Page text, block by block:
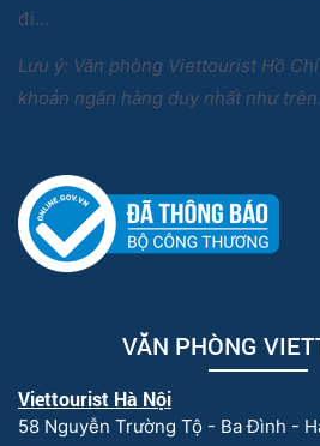
đi...
Lưu ý: Văn phòng Viettourist Hồ
khoản ngân hàng duy nhất như trên.
VĂN PHÒNG
Viettourist Hà Nội
58 Nguyễn Trường Tộ - Ba Đình -